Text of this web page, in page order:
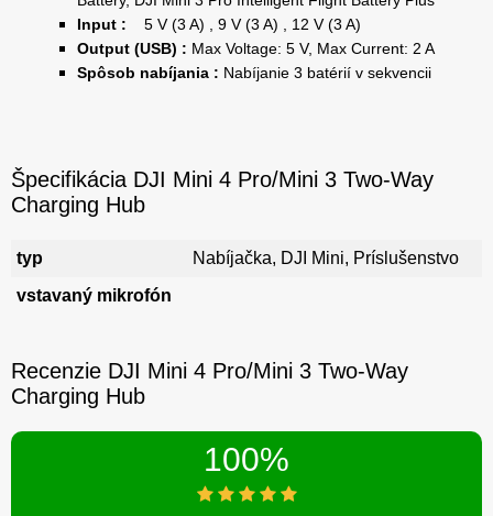
Input : 5 V (3 A) , 9 V (3 A) , 12 V (3 A)
Output (USB) : Max Voltage: 5 V, Max Current: 2 A
Spôsob nabíjania : Nabíjanie 3 batérií v sekvencii
Špecifikácia DJI Mini 4 Pro/Mini 3 Two-Way
Charging Hub
typ
Nabíjačka, DJI Mini, Príslušenstvo
vstavaný mikrofón
Recenzie DJI Mini 4 Pro/Mini 3 Two-Way
Charging Hub
100%